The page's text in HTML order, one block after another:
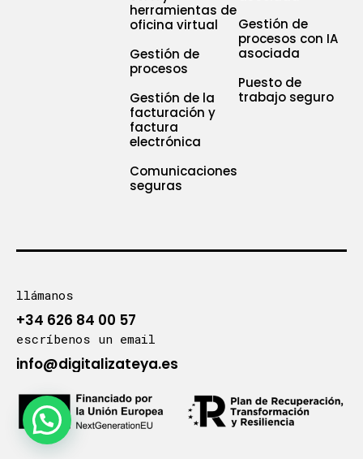
herramientas de
oficina virtual
Gestión de
procesos
Gestión de la
facturación y
factura
electrónica
Comunicaciones
seguras
Gestión de
procesos con IA
asociada
Puesto de
trabajo seguro
llámanos
+34 626 84 00 57
escríbenos un email
info@digitalizateya.es